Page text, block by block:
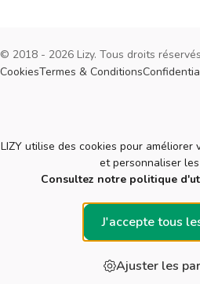
© 2018 - 2026 Lizy. Tous droits
CookiesTermes & Conditions
Cookies
LIZY utilise des cookies pour
et personnaliser
Consultez notre politique
J'accepte tous
Ajuster les